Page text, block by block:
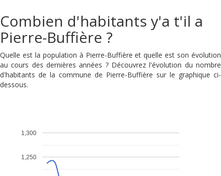
Combien d'habitants y'a t'il a
Pierre-Buffière ?
Quelle est la population à Pierre-Buffière et quelle est son évolution
au cours des dernières années ? Découvrez l'évolution du nombre
d'habitants de la commune de Pierre-Buffière sur le graphique ci-
dessous.
1,250
1,300